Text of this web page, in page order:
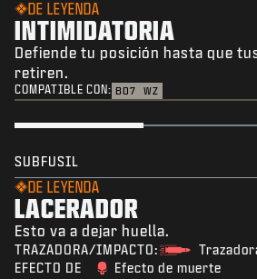
DE LEYENDA
INTIMIDATORIA
Defiende tu posición hasta que
retiren.
COMPATIBLE CON: BO7 WZ
SUBFUSIL
DE LEYENDA
LACERADOR
Esto va a dejar huella.
TRAZADORA/IMPACTO:
EFECTO DE
Efecto de muerte